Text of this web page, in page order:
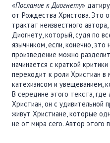
«Послание к Диогнету»
от Рождества Христова. Это
трактат неизвестного
Диогнету, который, судя по
язычником, если, конечно,
произведение можно
начинается с краткой
переходит к роли Христиан
катехизисом и увещеванием,
В середине этого текста,
Христиан, он с удивительной
живут Христиане, которые
не от мира сего. Автор этого